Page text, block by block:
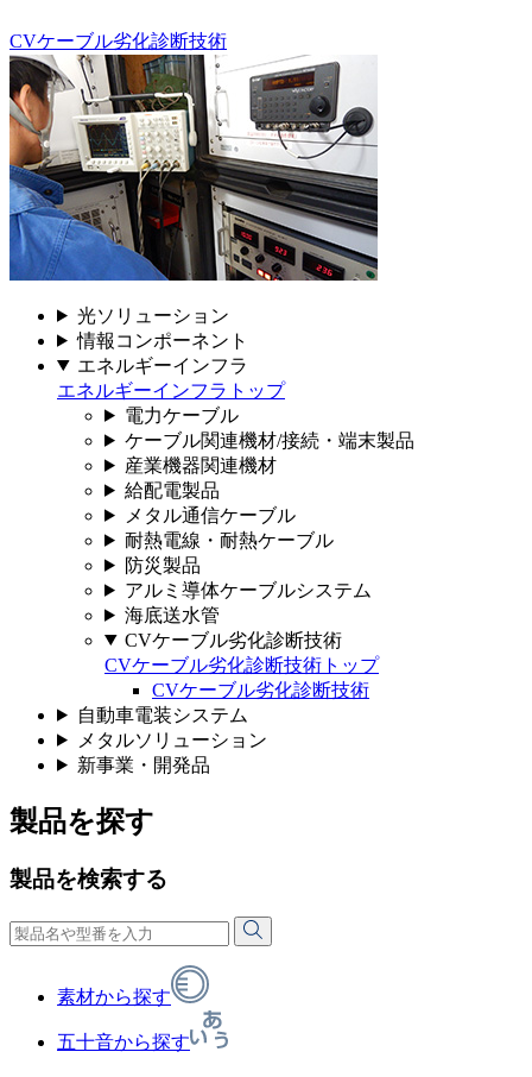
CVケーブル劣化診断技術
光ソリューション
情報コンポーネント
エネルギーインフラ
エネルギーインフラトップ
電力ケーブル
ケーブル関連機材/接続・端末製品
産業機器関連機材
給配電製品
メタル通信ケーブル
耐熱電線・耐熱ケーブル
防災製品
アルミ導体ケーブルシステム
海底送水管
CVケーブル劣化診断技術
CVケーブル劣化診断技術トップ
CVケーブル劣化診断技術
自動車電装システム
メタルソリューション
新事業・開発品
製品を探す
製品を検索する
素材から探す
五十音から探す